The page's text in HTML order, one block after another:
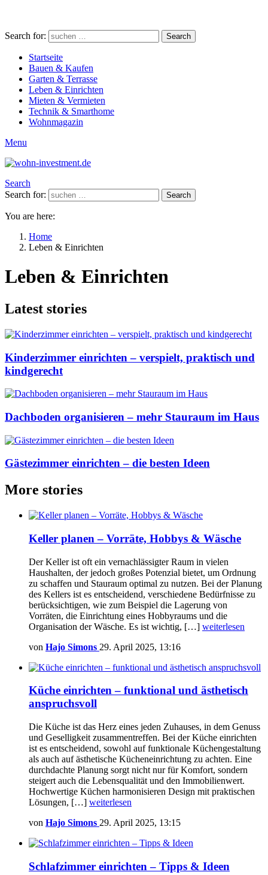
Search for: Search
Startseite
Bauen & Kaufen
Garten & Terrasse
Leben & Einrichten
Mieten & Vermieten
Technik & Smarthome
Wohnmagazin
Menu
Search
Search for:
Search
You are here:
Home
Leben & Einrichten
Leben & Einrichten
Latest stories
Kinderzimmer einrichten – verspielt, praktisch und
kindgerecht
Dachboden organisieren – mehr Stauraum im Haus
Gästezimmer einrichten – die besten Ideen
More stories
Keller planen – Vorräte, Hobbys & Wäsche
Der Keller ist oft ein vernachlässigter Raum in vielen
Haushalten, der jedoch großes Potenzial bietet, um Ordnung
zu schaffen und Stauraum optimal zu nutzen. Bei der Planung
des Kellers ist es entscheidend, verschiedene Bedürfnisse zu
berücksichtigen, wie zum Beispiel die Lagerung von
Vorräten, die Einrichtung eines Hobbyraums und die
Organisation der Wäsche. Es ist wichtig, […] weiterlesen
von Hajo Simons 29. April 2025, 13:16
Küche einrichten – funktional und ästhetisch
anspruchsvoll
Die Küche ist das Herz eines jeden Zuhauses, in dem Genuss
und Geselligkeit zusammentreffen. Bei der Küche einrichten
ist es entscheidend, sowohl auf funktionale Küchengestaltung
als auch auf ästhetische Kücheneinrichtung zu achten. Eine
durchdachte Planung sorgt nicht nur für Komfort, sondern
steigert auch die Lebensqualität und den Immobilienwert.
Hochwertige Küchen harmonisieren Design mit praktischen
Lösungen, […] weiterlesen
von Hajo Simons 29. April 2025, 13:15
Schlafzimmer einrichten – Tipps & Ideen